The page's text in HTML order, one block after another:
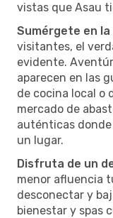
vistas que Asau
Sumérgete en
visitantes, el
evidente.
aparecen en las
de cocina local o
mercado de
auténticas donde
un lugar.
Disfruta de un
menor afluencia
desconectar y
bienestar y spas